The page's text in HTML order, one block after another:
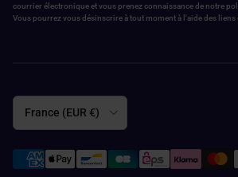
courrier électronique et vous prenez connaissance de notre
Vous pourrez vous désinscrire à tout moment à l'aide des liens
Pays
France (EUR €)